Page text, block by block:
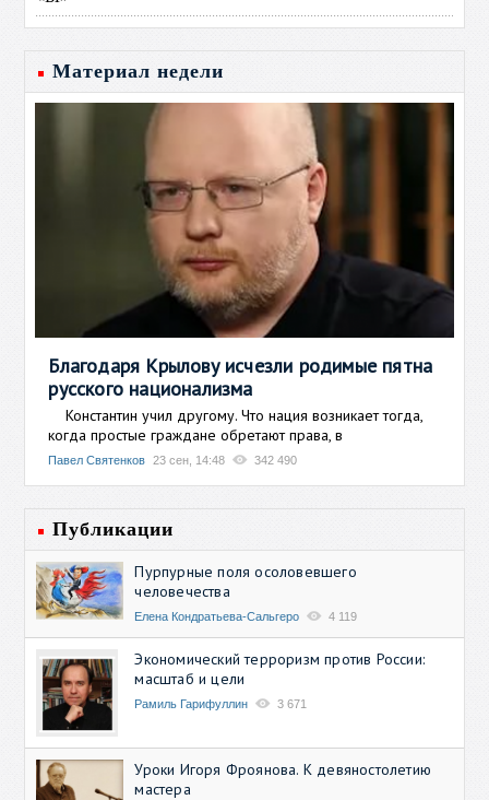
Материал недели
Благодаря Крылову исчезли родимые пятна
русского национализма
Константин учил другому. Что нация возникает тогда,
когда простые граждане обретают права, в
Павел Святенков 23 сен, 14:48 342 490
Публикации
Пурпурные поля осоловевшего
человечества
Елена Кондратьева-Сальгеро 4 119
Экономический терроризм против России:
масштаб и цели
Рамиль Гарифуллин 3 671
Уроки Игоря Фроянова. К девяностолетию
мастера